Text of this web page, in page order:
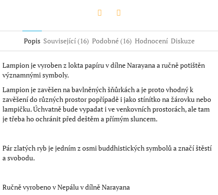
Popis Související (16) Podobné (16) Hodnocení Diskuze
Lampion je vyroben z lokta papíru v dílne Narayana a ručně potištěn
významnými symboly.
Lampion je zavěšen na bavlněných šňůrkách a je proto vhodný k
zavěšení do různých prostor popřípadě i jako stínítko na žárovku nebo
lampičku. Úchvatně bude vypadat i ve venkovních prostorách, ale tam
je třeba ho ochránit před deštěm a přímým sluncem.
Pár zlatých ryb je jedním z osmi buddhistických symbolů a značí štěstí
a svobodu.
Ručně vyrobeno v Nepálu v dílně Narayana